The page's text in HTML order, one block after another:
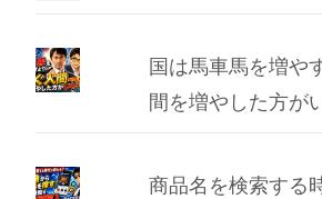
国は馬車馬を増や
間を増やした方が
商品名を検索する